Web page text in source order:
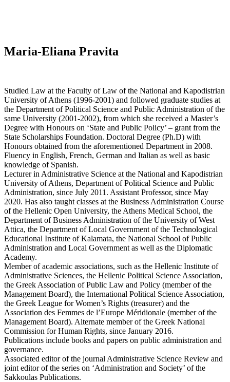
Maria-Eliana Pravita
Studied Law at the Faculty of Law of the National and Kapodistrian
University of Athens (1996-2001) and followed graduate studies at
the Department of Political Science and Public Administration of the
same University (2001-2002), from which she received a Master’s
Degree with Honours on ‘State and Public Policy’ – grant from the
State Scholarships Foundation. Doctoral Degree (Ph.D) with
Honours obtained from the aforementioned Department in 2008.
Fluency in English, French, German and Italian as well as basic
knowledge of Spanish.
Lecturer in Administrative Science at the National and Kapodistrian
University of Athens, Department of Political Science and Public
Administration, since July 2011. Assistant Professor, since May
2020. Has also taught classes at the Business Administration Course
of the Hellenic Open University, the Athens Medical School, the
Department of Business Administration of the University of West
Attica, the Department of Local Government of the Technological
Educational Institute of Kalamata, the National School of Public
Administration and Local Government as well as the Diplomatic
Academy.
Member of academic associations, such as the Hellenic Institute of
Administrative Sciences, the Hellenic Political Science Association,
the Greek Association of Public Law and Policy (member of the
Management Board), the International Political Science Association,
the Greek League for Women’s Rights (treasurer) and the
Association des Femmes de l’Europe Méridionale (member of the
Management Board). Alternate member of the Greek National
Commission for Human Rights, since January 2016.
Publications include books and papers on public administration and
governance.
Associated editor of the journal Administrative Science Review and
joint editor of the series on ‘Administration and Society’ of the
Sakkoulas Publications.